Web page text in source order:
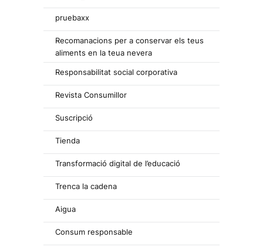
pruebaxx
Recomanacions per a conservar els teus
aliments en la teua nevera
Responsabilitat social corporativa
Revista Consumillor
Suscripció
Tienda
Transformació digital de l’educació
Trenca la cadena
Aigua
Consum responsable